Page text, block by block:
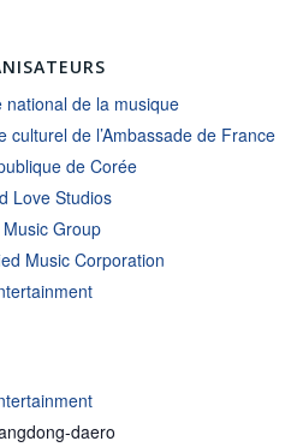
national de la musique
culturel de l’Ambassade de France
de Corée
Love Studios
Group
Music Corporation
daero